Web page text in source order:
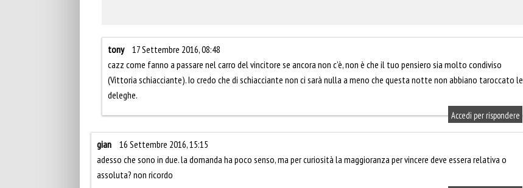
tony
17 Settembre 2016, 08:48
cazz come fanno a passare nel carro del vincitore se ancora non c’è, non è che il tuo pensiero sia molto condiviso
(Vittoria schiacciante). Io credo che di schiacciante non ci sarà nulla a meno che questa notte non abbiano taroccato le
deleghe.
Accedi per rispondere
gian
16 Settembre 2016, 15:15
adesso che sono in due. la domanda ha poco senso, ma per curiosità la maggioranza per vincere deve essera relativa o
assoluta? non ricordo